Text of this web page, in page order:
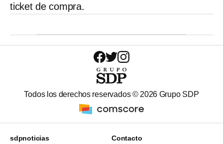
ticket de compra.
Todos los derechos reservados © 2026 Grupo SDP
sdpnoticias Contacto